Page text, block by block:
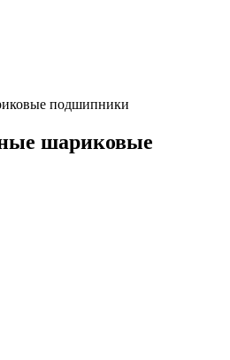
подшипники
шариковые